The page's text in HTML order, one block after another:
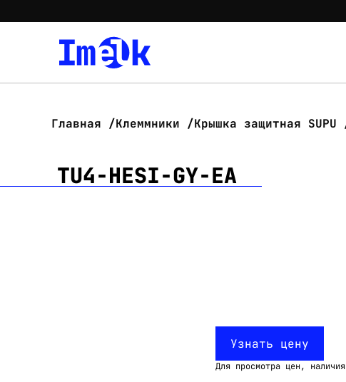
Главная Клеммники Крышка защитная SUPU
TU4-HESI-GY-EA
Узнать цену
Для просмотра цен,